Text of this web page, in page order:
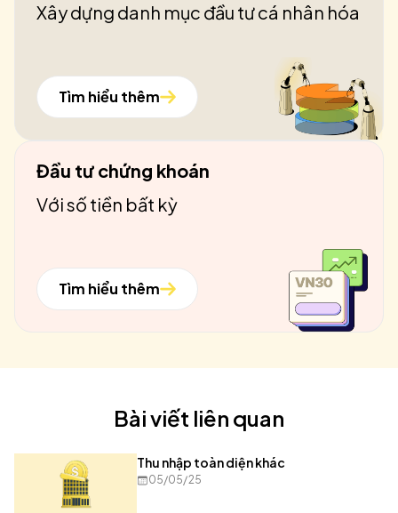
Xây dựng danh mục đầu tư cá nhân hóa
Tìm hiểu thêm
Đầu tư chứng khoán
Với số tiền bất kỳ
Tìm hiểu thêm
Bài viết liên quan
Thu nhập toàn diện khác
05/05/25